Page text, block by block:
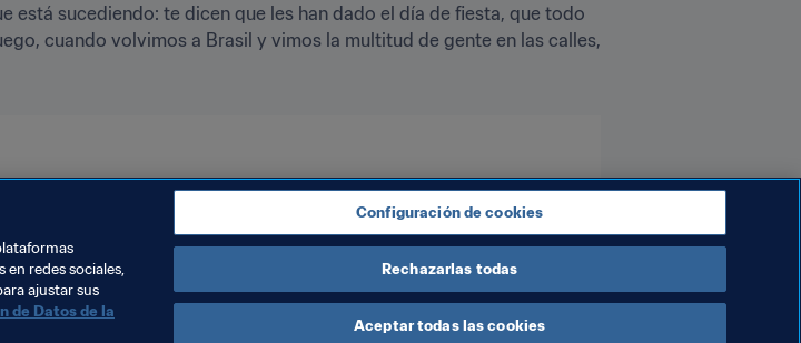
está sucediendo: te dicen que les han dado el día de fiesta, que todo
cuando volvimos a Brasil y vimos la multitud de gente en las calles,
redes sociales,
ajustar sus
de Datos de la
Configuración de cookies
Rechazarlas todas
Aceptar todas las cookies